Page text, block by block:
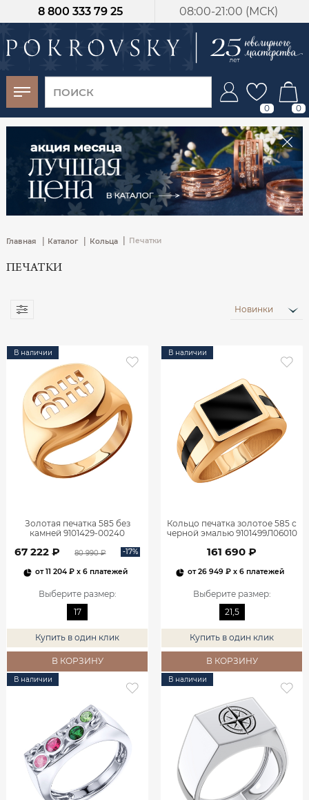
08:00-21:00 (МСК)
8 800 333 79 25
0 0
Главная | Каталог | Кольца Печатки
ПЕЧАТКИ
Новинки
В наличии
Золотая печатка 585 без
камней 9101429-00240
67 222 ₽ 80 990 ₽ -17%
от11 204 ₽ x 6 платежей
Выберите размер:
17
Купить в один клик
В КОРЗИНУ
В наличии
Кольцо печатка золотое 585 с
черной эмалью 9101499Л06010
161 690 ₽
от26 949 ₽ x 6 платежей
Выберите размер:
21,5
Купить в один клик
В КОРЗИНУ
В наличии В наличии
-30%
от 15 дней с
момента оплаты